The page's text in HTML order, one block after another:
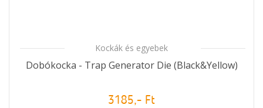
Kockák és egyebek
Dobókocka - Trap Generator Die (Black&Yellow)
3185,- Ft